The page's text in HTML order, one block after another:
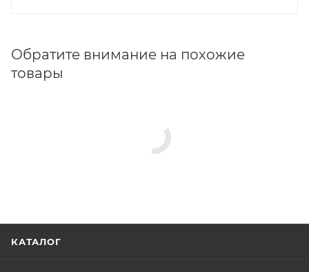
Обратите внимание на похожие
товары
КАТАЛОГ